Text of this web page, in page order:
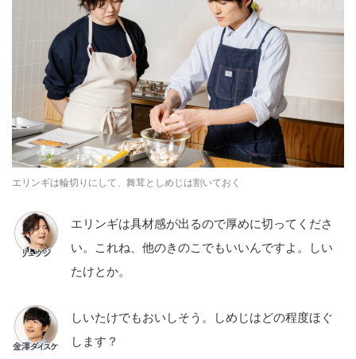
エリンギは輪切りにして、舞茸としめじは割いておく
エリンギは具材感が出るので厚めに切ってくださ
い。これね、他のきのこでもいいんですよ。しい
たけとか。
しいたけでもおいしそう。しめじはどの程度ほぐ
します？